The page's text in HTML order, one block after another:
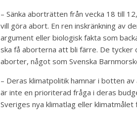
– Sänka aborträtten från vecka 18 till
vill göra abort. En ren inskränkning av
argument eller biologisk fakta som
ska få aborterna att bli färre. De tycker
aborter, något som Svenska
– Deras klimatpolitik hamnar i botten
är inte en prioriterad fråga i deras
Sveriges nya klimatlag eller klimatmålet